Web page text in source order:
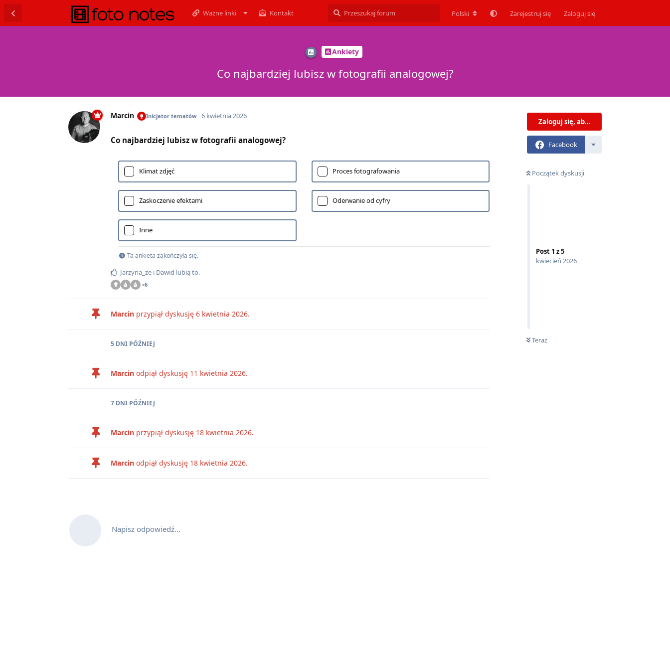
Ważne linki Kontakt Polski Zarejestruj się Zaloguj się
Ankiety
Co najbardziej lubisz w fotografii analogowej?
Zaloguj się, aby odpisać
Facebook
Początek dyskusji
Post 1 z5
kwiecień 2026
Teraz
Marcin Inicjator tematów 6 kwietnia 2026
Co najbardziej lubisz w fotografii analogowej?
Klimat zdjęć Proces fotografowania
Zaskoczenie efektami Oderwanie od cyfry
Inne
Ta ankieta zakończyła się.
Jarzyna_ze i Dawid lubią to.
+6
Marcin przypiął dyskusję 6 kwietnia 2026.
5 DNI PÓŹNIEJ
Marcin odpiął dyskusję 11 kwietnia 2026.
7 DNI PÓŹNIEJ
Marcin przypiął dyskusję 18 kwietnia 2026.
Marcin odpiął dyskusję 18 kwietnia 2026.
Napisz odpowiedź...